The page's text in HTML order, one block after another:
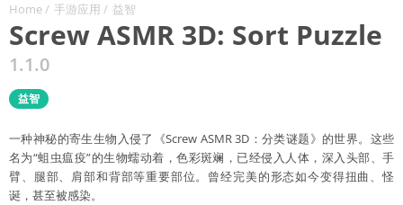
Home/ 手游应用 / 益智
Screw ASMR 3D: Sort Puzzle
1.1.0
益智
一种神秘的寄生生物入侵了《Screw ASMR 3D：分类谜题》的世界。这些
名为“蛆虫瘟疫”的生物蠕动着，色彩斑斓，已经侵入人体，深入头部、手
臂、腿部、肩部和背部等重要部位。曾经完美的形态如今变得扭曲、怪
诞，甚至被感染。